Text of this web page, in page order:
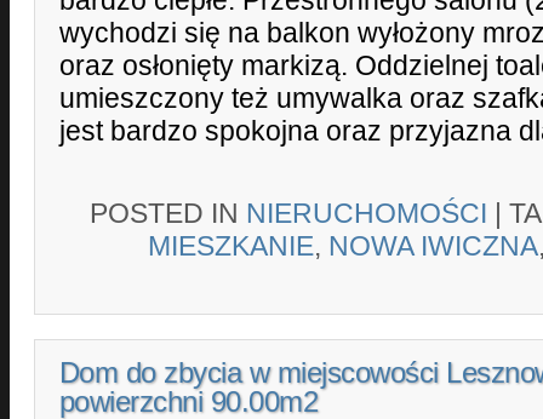
wychodzi się na balkon wyłożony
oraz osłonięty markizą. Oddzielnej
umieszczony też umywalka oraz
jest bardzo spokojna oraz przyjazna
POSTED IN NIERUCHOMOŚCI |
MIESZKANIE, NOWA IWICZNA
Dom do zbycia w miejscowości
powierzchni 90.00m2